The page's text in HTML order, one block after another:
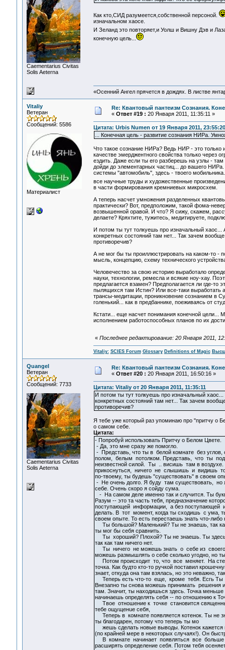
Сaementarius Civitas
Solis Aeterna
Как кто,СИД разумеется,собственной персоной.
изначальном хаосе.
И Зеланд это повторяет,и Уолш и Вишну Дэв и
конечную цель...
«Осенний Ангел прячется в дождях. В листве
Vitaliy
Ветеран
Сообщений: 5586
Материалист
Re: Квантовый пантеизм Сознания.
« Ответ #19 : 20 Января 2011, 11:35:11 »
Цитата: Urbis Numen от 19 Января 2011, 23:55:20
... Конечная цель - развитие сознания НИРа.
Что такое сознание НИРа? Ведь НИР - это только
качестве эмерджентного свойства только через
ездить. Даже если ты его разберешь на узлы -
дойди до элементарных частиц... до вашего
системы "автомобиль", здесь - твоего
все научные труды и художественные
в части формирования кремниевых микросхем.
А теперь насчет умножения разделенных
практически? Вот, предположим, такой фома-
возвышенной оравой. И что? Я сижу, скажем,
делаете? Кряхтите, тужитесь, медитируете,
И потом ты тут толкуешь про изначальный
конкретных состояний там нет... Так зачем
противоречив?
А не мог бы ты проиллюстрировать на каком-то -
мысль, концепцию, схему технического
Человечество за свою историю выработало
науки, технологии, ремесла и всякие ноу-хау.
предлагается взамен? Предполагается ли где-то
пылящихся там Истин? Или все-таки выработать
трансы-медитации, проникновение сознанием в
голенький... как в предбаннике, поеживаясь от
Кстати... еще насчет понимания конечной
исполнением работоспособных планов по их
« Последнее редактирование: 20 Января 2011,
Vitaliy: SCIES Forum Glossary Definitions of Magic
Quangel
Ветеран
Сообщений: 7733
Сaementarius Civitas
Solis Aeterna
Re: Квантовый пантеизм Сознания.
« Ответ #20 : 20 Января 2011, 16:50:16 »
Цитата: Vitaliy от 20 Января 2011, 11:35:11
И потом ты тут толкуешь про изначальный
конкретных состояний там нет... Так зачем
противоречив?
Я тебе уже который раз упоминаю про "притчу о
о самом себе.
Цитата:
- Попробуй использовать Притчу о Белом Цвете.
- Да, это мне сразу же помогло.
- Представь, что ты в белой комнате без
полом, белым потолком. Представь, что ты
неизвестной силой. Ты .. висишь там в
прикоснуться, ничего не слышишь и видишь
по-твоему, ты будешь "существовать" в своем
- Не очень долго. Я буду там существовать, но
себе. Очень скоро я сойду сума.
- На самом деле именно так и случится. Ты
Разум -- это та часть тебя, предназначение
поступающей информации, а без поступающей
делать. В тот момент, когда ты сходишь с ума,
своем опыте. То есть перестаешь знать что-либо
Ты большой? Маленький? Ты не знаешь, так
ты мог бы себя сравнить.
Ты хороший? Плохой? Ты не знаешь. Ты
так как там ничего нет.
Ты ничего не можешь знать о себе из своего
можешь размышлять о себе сколько угодно, но
Потом происходит то, что все меняет. На
точка. Как будто кто-то ручкой поставил
знает, откуда она там взялась, но это неважно,
Теперь есть что-то еще, кроме тебя. Есгь Ты
Внезапно ты снова можешь принимать решения и
там. Значит, ты находишься здесь. Точка
начинаешь определять себя -- по отношению к
Твое отношение к точке становится
тебе oщущeнue себя,
Теперь в комнате появляется котенок. Ты не
ты благодарен, потому что теперь ты мо
жешь сделать новые выводы. Котенок
(по крайней мере в некоторых случаях!). Он
В комнате начинает появляться все
расширять определение себя. Потом тебя